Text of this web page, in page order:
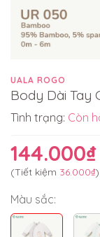
UALA ROGO
Body Dài Tay
Tình trạng: Còn
144.000₫
(Tiết kiệm 36.000₫)
Màu sắc: